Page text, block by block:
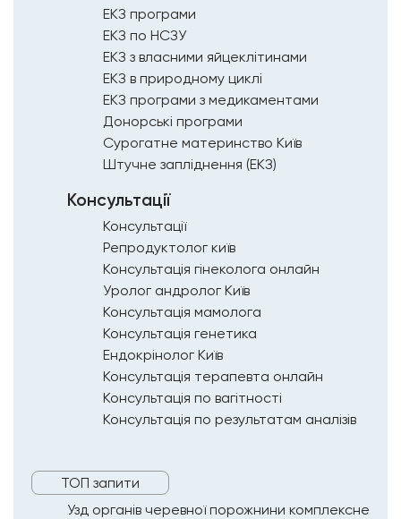
ЕКЗ програми
ЕКЗ по НСЗУ
ЕКЗ з власними яйцеклітинами
ЕКЗ в природному циклі
ЕКЗ програми з медикаментами
Донорські програми
Сурогатне материнство Київ
Штучне запліднення (ЕКЗ)
Консультації
Консультації
Репродуктолог київ
Консультація гінеколога онлайн
Уролог андролог Київ
Консультація мамолога
Консультація генетика
Ендокрінолог Київ
Консультація терапевта онлайн
Консультація по вагітності
Консультація по результатам аналізів
ТОП запити
Узд органів черевної порожнини комплексне